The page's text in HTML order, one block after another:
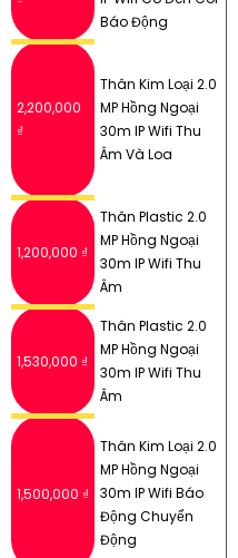
Báo Động
2,200,000
₫
Thân Kim Loại 2.0
MP Hồng Ngoại
30m IP Wifi Thu
Âm Và Loa
1,200,000 ₫
Thân Plastic 2.0
MP Hồng Ngoại
30m IP Wifi Thu
Âm
1,530,000 ₫
Thân Plastic 2.0
MP Hồng Ngoại
30m IP Wifi Thu
Âm
1,500,000 ₫
Thân Kim Loại 2.0
MP Hồng Ngoại
30m IP Wifi Báo
Động Chuyển
Động